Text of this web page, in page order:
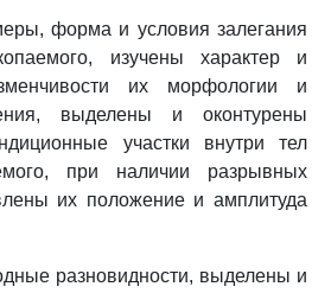
форма и условия залегания
изучены характер и
их морфологии и
выделены и оконтурены
участки внутри тел
при наличии разрывных
их положение и амплитуда
разновидности, выделены и